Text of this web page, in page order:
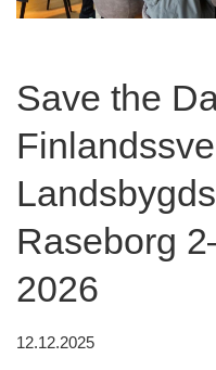
Save the
Raseborg
2026
12.12.2025